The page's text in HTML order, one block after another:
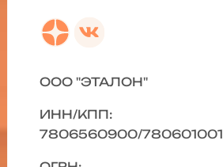
ООО "ЭТАЛОН"
ИНН/КПП:
7806560900/780601001